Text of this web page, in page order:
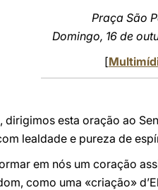
Praça São
Domingo, 16 de
[
esta oração ao
lealdade e pureza de
em nós um coração
como uma «criação»